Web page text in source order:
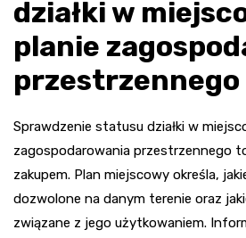
działki w
planie
przestrzennego
Sprawdzenie statusu działki w
zagospodarowania przestrzennego
zakupem. Plan miejscowy określa,
dozwolone na danym terenie oraz
związane z jego użytkowaniem.